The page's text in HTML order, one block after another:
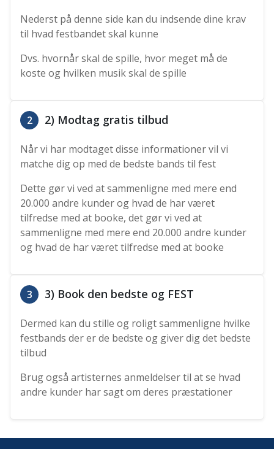
Nederst på denne side kan du indsende dine krav
til hvad festbandet skal kunne
Dvs. hvornår skal de spille, hvor meget må de
koste og hvilken musik skal de spille
2 2) Modtag gratis tilbud
Når vi har modtaget disse informationer vil vi
matche dig op med de bedste bands til fest
Dette gør vi ved at sammenligne med mere end
20.000 andre kunder og hvad de har været
tilfredse med at booke, det gør vi ved at
sammenligne med mere end 20.000 andre kunder
og hvad de har været tilfredse med at booke
3 3) Book den bedste og FEST
Dermed kan du stille og roligt sammenligne hvilke
festbands der er de bedste og giver dig det bedste
tilbud
Brug også artisternes anmeldelser til at se hvad
andre kunder har sagt om deres præstationer